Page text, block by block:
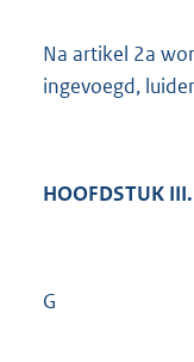
Na artikel 2a
ingevoegd,
HOOFDSTUK
G